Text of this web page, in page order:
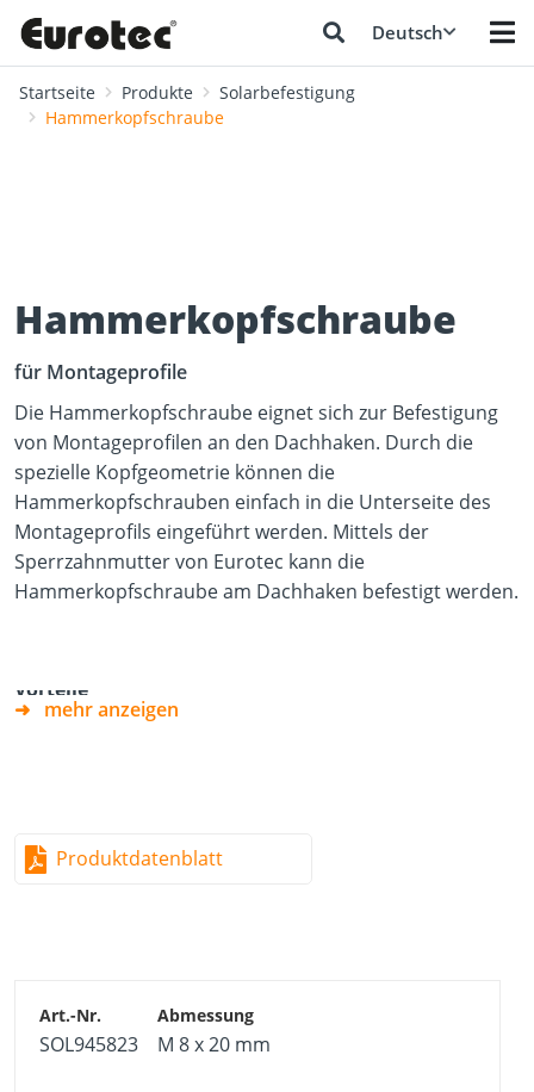
Deutsch
Startseite Produkte
Solarbefestigung
Hammerkopfschraube
Hammerkopfschraube
für Montageprofile
Die Hammerkopfschraube eignet sich zur Befestigung
von Montageprofilen an den Dachhaken. Durch die
spezielle Kopfgeometrie können die
Hammerkopfschrauben einfach in die Unterseite des
Montageprofils eingeführt werden. Mittels der
Sperrzahnmutter von Eurotec kann die
Hammerkopfschraube am Dachhaken befestigt werden.
Vorteile
Material
mehr anzeigen
Produktdatenblatt
SOL945823 M 8 x 20 mm